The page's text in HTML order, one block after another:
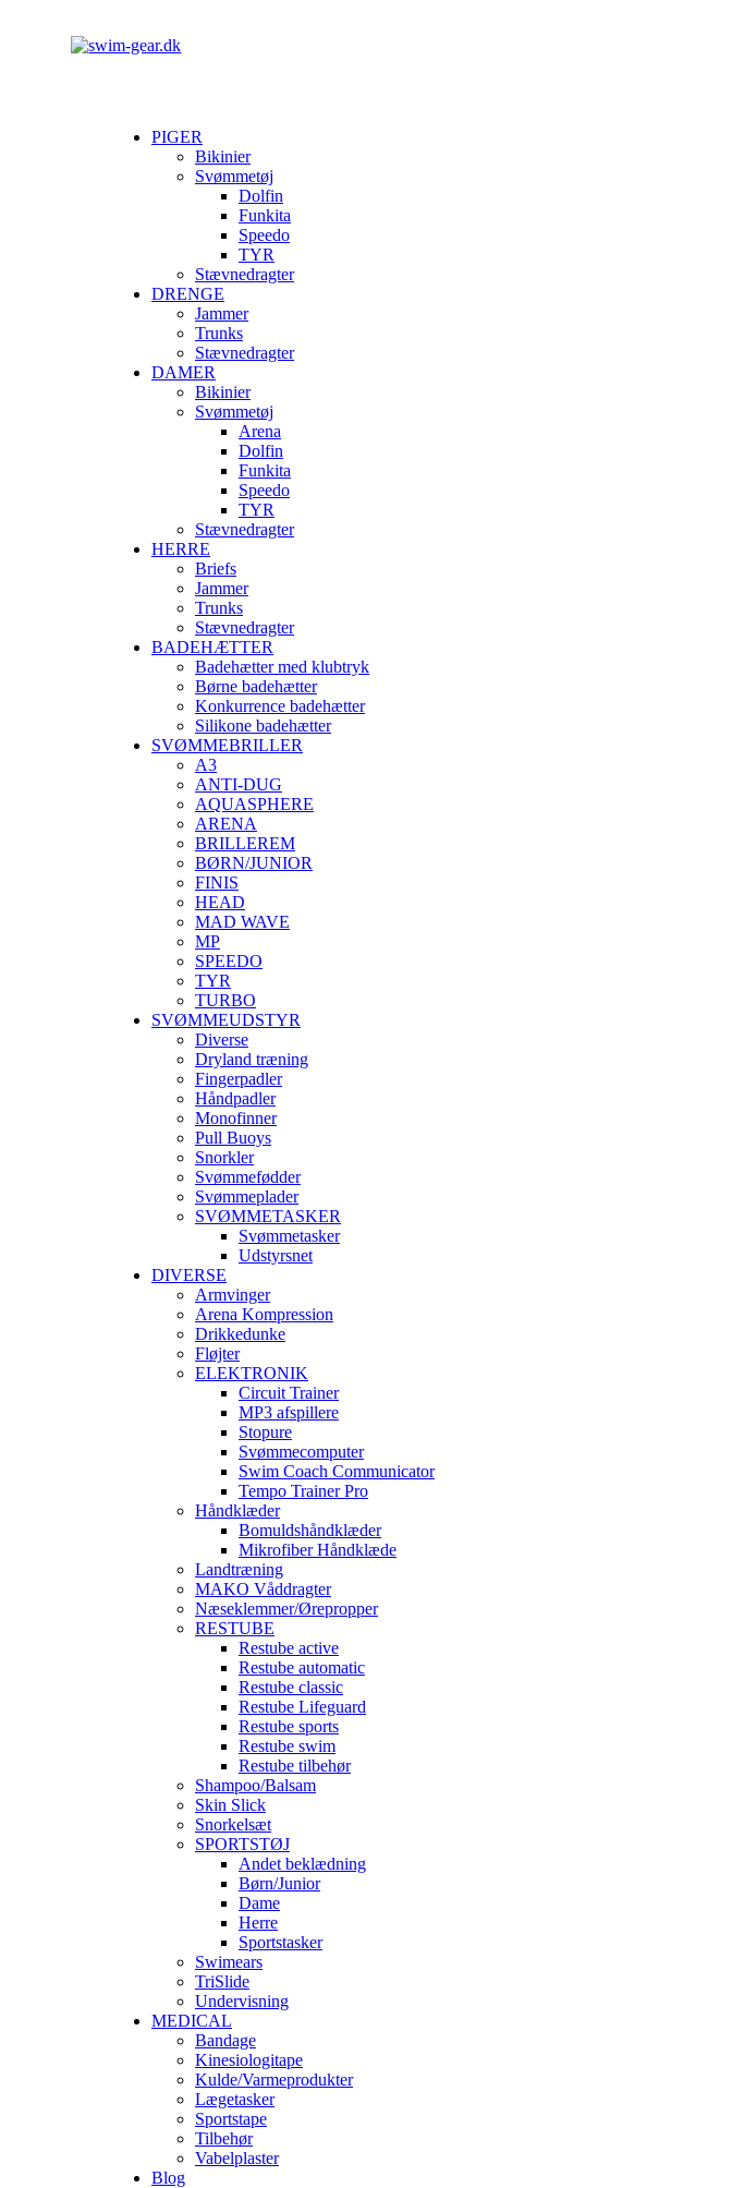
PIGER
Bikinier
Svømmetøj
Dolfin
Funkita
Speedo
TYR
Stævnedragter
DRENGE
Jammer
Trunks
Stævnedragter
DAMER
Bikinier
Svømmetøj
Arena
Dolfin
Funkita
Speedo
TYR
Stævnedragter
HERRE
Briefs
Jammer
Trunks
Stævnedragter
BADEHÆTTER
Badehætter med klubtryk
Børne badehætter
Konkurrence badehætter
Silikone badehætter
SVØMMEBRILLER
A3
ANTI-DUG
AQUASPHERE
ARENA
BRILLEREM
BØRN/JUNIOR
FINIS
HEAD
MAD WAVE
MP
SPEEDO
TYR
TURBO
SVØMMEUDSTYR
Diverse
Dryland træning
Fingerpadler
Håndpadler
Monofinner
Pull Buoys
Snorkler
Svømmefødder
Svømmeplader
SVØMMETASKER
Svømmetasker
Udstyrsnet
DIVERSE
Armvinger
Arena Kompression
Drikkedunke
Fløjter
ELEKTRONIK
Circuit Trainer
MP3 afspillere
Stopure
Svømmecomputer
Swim Coach Communicator
Tempo Trainer Pro
Håndklæder
Bomuldshåndklæder
Mikrofiber Håndklæde
Landtræning
MAKO Våddragter
Næseklemmer/Ørepropper
RESTUBE
Restube active
Restube automatic
Restube classic
Restube Lifeguard
Restube sports
Restube swim
Restube tilbehør
Shampoo/Balsam
Skin Slick
Snorkelsæt
SPORTSTØJ
Andet beklædning
Børn/Junior
Dame
Herre
Sportstasker
Swimears
TriSlide
Undervisning
MEDICAL
Bandage
Kinesiologitape
Kulde/Varmeprodukter
Lægetasker
Sportstape
Tilbehør
Vabelplaster
Blog